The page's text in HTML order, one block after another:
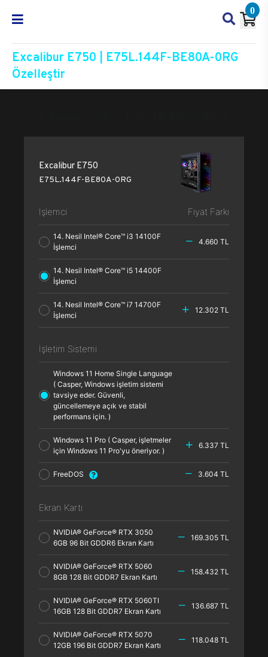
0
Excalibur E750 | E75L.144F-BE80A-0RG
Özelleştir
Excalibur E750
E75L.144F-BE80A-0RG
İşlemci Fiyat Farkı
14. Nesil Intel® Core™ i3 14100F
İşlemci
4.660 TL
14. Nesil Intel® Core™ i5 14400F
İşlemci
14. Nesil Intel® Core™ i7 14700F
İşlemci
12.302 TL
İşletim Sistemi
Windows 11 Home Single Language
( Casper, Windows işletim sistemi
tavsiye eder. Güvenli,
güncellemeye açık ve stabil
performans için. )
Windows 11 Pro ( Casper, işletmeler
için Windows 11 Pro'yu öneriyor. )
6.337 TL
FreeDOS 3.604 TL
Ekran Kartı
NVIDIA® GeForce® RTX 3050
6GB 96 Bit GDDR6 Ekran Kartı
169.305 TL
NVIDIA® GeForce® RTX 5060
8GB 128 Bit GDDR7 Ekran Kartı
158.432 TL
NVIDIA® GeForce® RTX 5060TI
16GB 128 Bit GDDR7 Ekran Kartı
136.687 TL
NVIDIA® GeForce® RTX 5070
12GB 196 Bit GDDR7 Ekran Kartı
118.048 TL